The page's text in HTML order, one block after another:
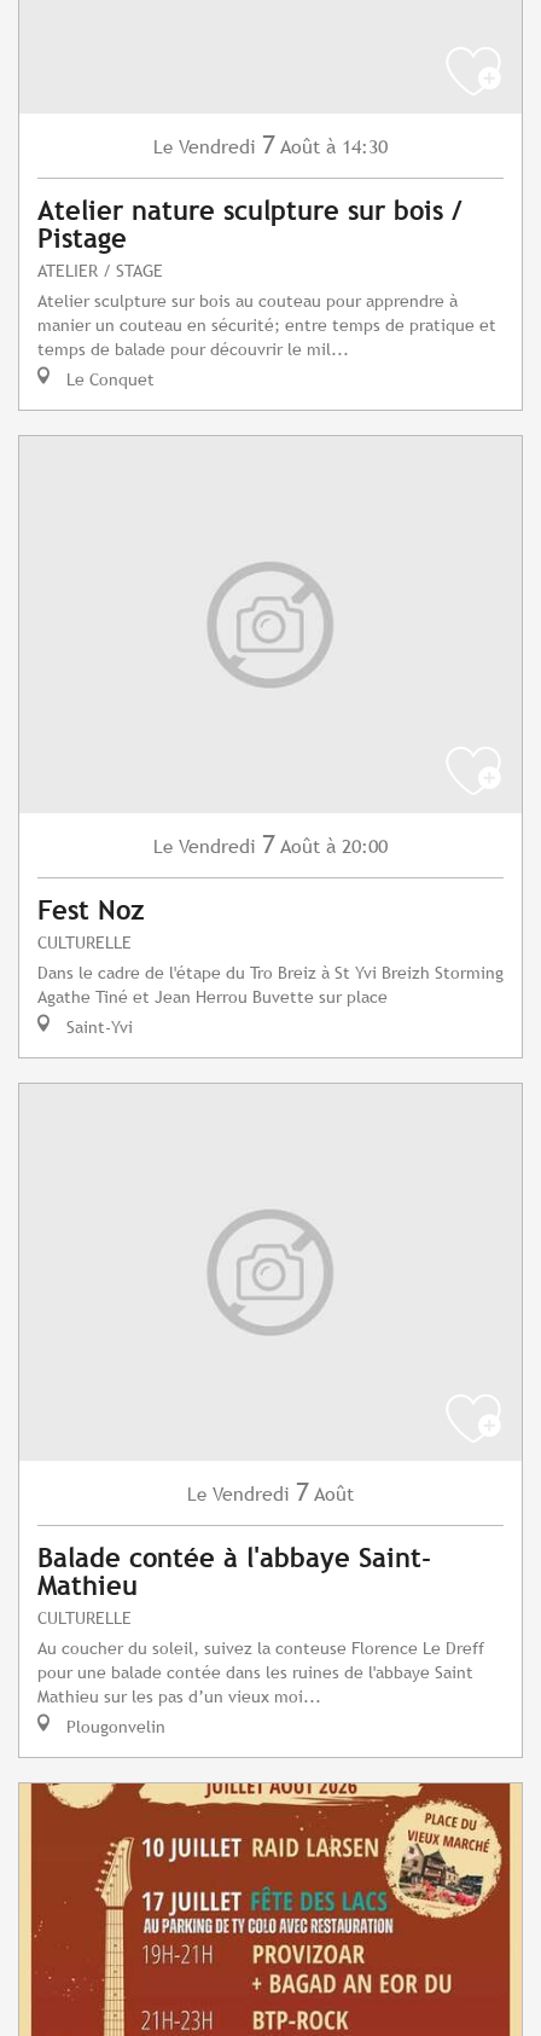
Le Vendredi 7 Août à 14:30
Atelier nature sculpture sur bois /
Pistage
ATELIER / STAGE
Atelier sculpture sur bois au couteau pour apprendre à
manier un couteau en sécurité; entre temps de pratique et
temps de balade pour découvrir le mil...
Le Conquet
Le Vendredi 7 Août à 20:00
Fest Noz
CULTURELLE
Dans le cadre de l'étape du Tro Breiz à St Yvi Breizh Storming
Agathe Tiné et Jean Herrou Buvette sur place
Saint-Yvi
Le Vendredi 7 Août
Balade contée à l'abbaye Saint-
Mathieu
CULTURELLE
Au coucher du soleil, suivez la conteuse Florence Le Dreff
pour une balade contée dans les ruines de l'abbaye Saint
Mathieu sur les pas d’un vieux moi...
Plougonvelin